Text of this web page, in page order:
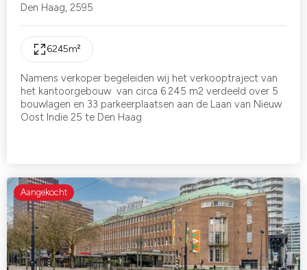
Den Haag, 2595
6245m²
Namens verkoper begeleiden wij het verkooptraject van
het kantoorgebouw van circa 6.245 m2 verdeeld over 5
bouwlagen en 33 parkeerplaatsen aan de Laan van Nieuw
Oost Indie 25 te Den Haag
Aangekocht